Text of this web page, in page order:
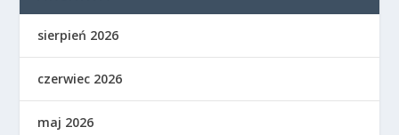
sierpień 2026
czerwiec 2026
maj 2026